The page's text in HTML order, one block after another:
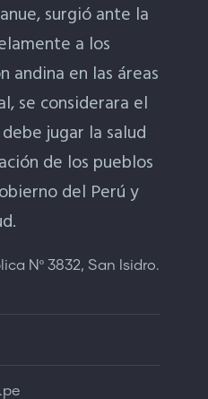
surgió ante la
a los
andina en las áreas
se considerara el
jugar la salud
de los pueblos
del Perú y
Nº 3832, San Isidro.